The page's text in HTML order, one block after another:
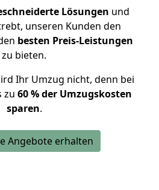
Lösungen und
unseren Kunden den
besten Preis-Leistungen
zu bieten.
Ihr Umzug nicht, denn bei
zu 60 % der Umzugskosten
sparen.
Angebote erhalten